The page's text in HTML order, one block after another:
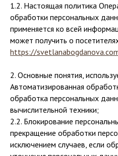
1.2. Настоящая политика
обработки персональных
применяется ко всей
может получить о
https://
2. Основные понятия,
Автоматизированная
обработка персональных
вычислительной техники;
2.2. Блокирование
прекращение обработки
исключением случаев, если